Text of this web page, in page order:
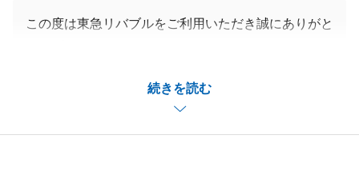
続きを読む
この度は東急リバブルをご利用いただき誠にありがと
に合う不動産を見つけていただくことができ私もうれ
改めてありがとうございました。